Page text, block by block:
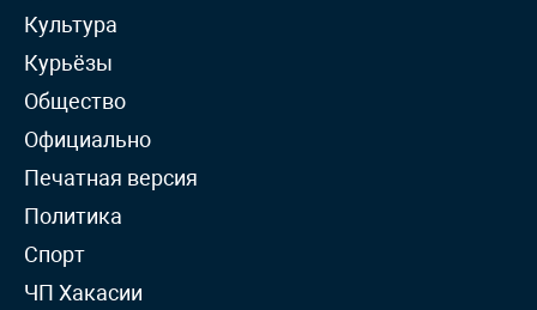
Культура
Курьёзы
Общество
Официально
Печатная версия
Политика
Спорт
ЧП Хакасии